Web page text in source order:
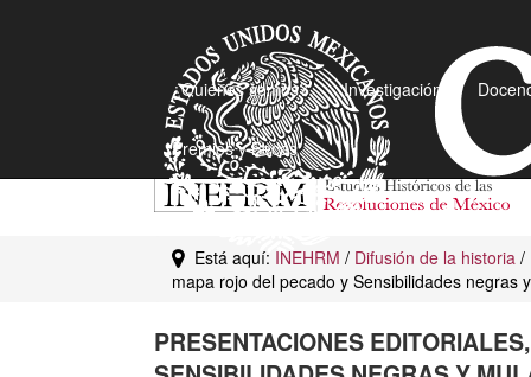
¿Quiénes somos? Investigación
Premios y Becas
Está aquí: INEHRM / Difusión de la historia /
mapa rojo del pecado y Sensibilidades negras
PRESENTACIONES